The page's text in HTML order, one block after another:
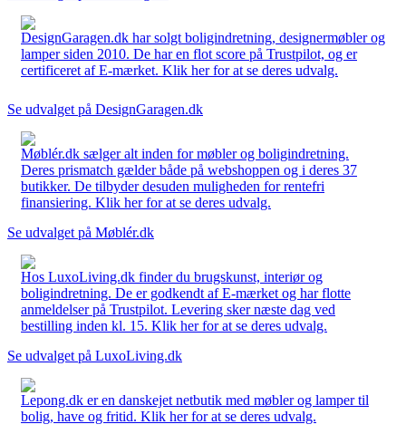
DesignGaragen.dk har solgt boligindretning, designermøbler og
lamper siden 2010. De har en flot score på Trustpilot, og er
certificeret af E-mærket. Klik her for at se deres udvalg.
Se udvalget på DesignGaragen.dk
Møblér.dk sælger alt inden for møbler og boligindretning.
Deres prismatch gælder både på webshoppen og i deres 37
butikker. De tilbyder desuden muligheden for rentefri
finansiering. Klik her for at se deres udvalg.
Se udvalget på Møblér.dk
Hos LuxoLiving.dk finder du brugskunst, interiør og
boligindretning. De er godkendt af E-mærket og har flotte
anmeldelser på Trustpilot. Levering sker næste dag ved
bestilling inden kl. 15. Klik her for at se deres udvalg.
Se udvalget på LuxoLiving.dk
Lepong.dk er en danskejet netbutik med møbler og lamper til
bolig, have og fritid. Klik her for at se deres udvalg.